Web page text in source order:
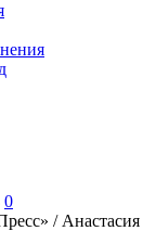
0
/